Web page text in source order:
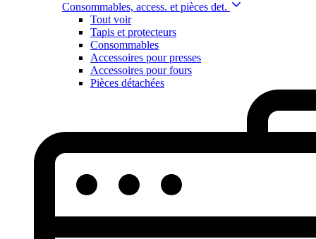
Consommables, access. et pièces det.
Tout voir
Tapis et protecteurs
Consommables
Accessoires pour presses
Accessoires pour fours
Pièces détachées